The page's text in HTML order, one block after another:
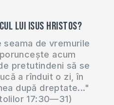
lui Isus Hristos?
seama de vremurile
acum
pretutindeni să se
a rînduit o zi, în
după dreptate..."
17:30—31)